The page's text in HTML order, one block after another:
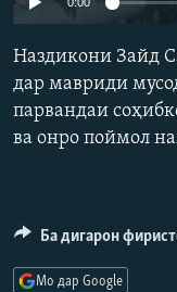
ГУЗОРИШҲОИ РАДИОӢ
ПАЙГИРӢ КУНЕД
Ҳамаи
Наздикони Зайд
дар мавриди
парвандаи
ва онро поймол
Ба дигарон
Мо дар Google